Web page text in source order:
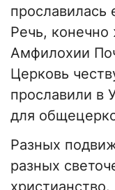
Речь,
Амфилохии
Церковь
прославили в
для
Разных
разных